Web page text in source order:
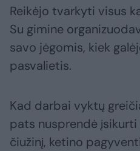
Reikėjo tvarkyti visus
Su gimine
savo jėgomis, kiek
pasvalietis.
Kad darbai vyktų
pats nusprendė
čiužinį, ketino